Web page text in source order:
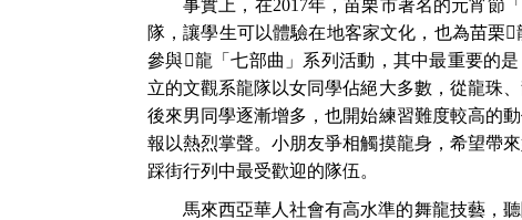
事實上，在2017年，苗栗市著名的元宵節「
隊，讓學生可以體驗在地客家文化，也為苗栗𪹚
參與𪹚龍「七部曲」系列活動，其中最重要的
立的文觀系龍隊以女同學佔絕大多數，從龍珠
後來男同學逐漸增多，也開始練習難度較高的
報以熱烈掌聲。小朋友爭相觸摸龍身，希望帶
踩街行列中最受歡迎的隊伍。
馬來西亞華人社會有高水準的舞龍技藝，